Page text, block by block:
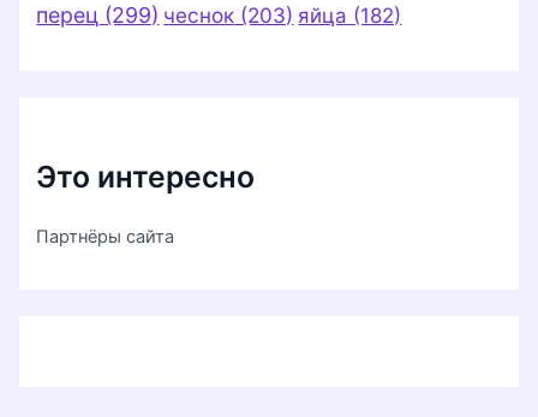
перец (299) чеснок (203) яйца (182)
Это интересно
Партнёры сайта